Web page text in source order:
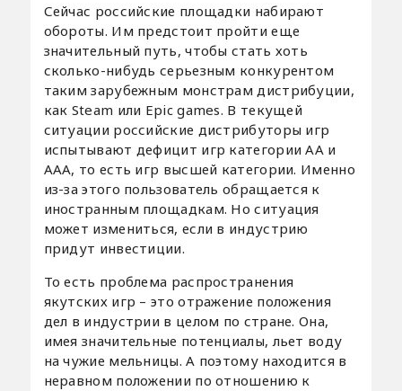
Сейчас российские площадки набирают
обороты. Им предстоит пройти еще
значительный путь, чтобы стать хоть
сколько-нибудь серьезным конкурентом
таким зарубежным монстрам дистрибуции,
как Steam или Epic games. В текущей
ситуации российские дистрибуторы игр
испытывают дефицит игр категории АА и
ААА, то есть игр высшей категории. Именно
из-за этого пользователь обращается к
иностранным площадкам. Но ситуация
может измениться, если в индустрию
придут инвестиции.
То есть проблема распространения
якутских игр – это отражение положения
дел в индустрии в целом по стране. Она,
имея значительные потенциалы, льет воду
на чужие мельницы. А поэтому находится в
неравном положении по отношению к